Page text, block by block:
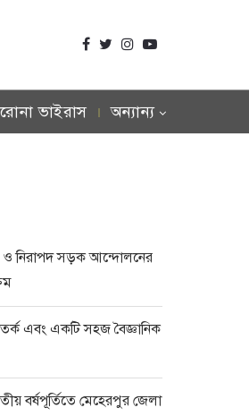
ভাইরাস অন্যান্য
ও নিরাপদ সড়ক আন্দোলনের
এবং একটি সহজ বৈজ্ঞানিক
বর্ষপূর্তিতে মেহেরপুর জেলা